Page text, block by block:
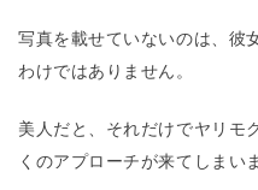
写真を載せていないのは、彼
わけではありません。
美人だと、それだけでヤリモ
くのアプローチが来てしまい